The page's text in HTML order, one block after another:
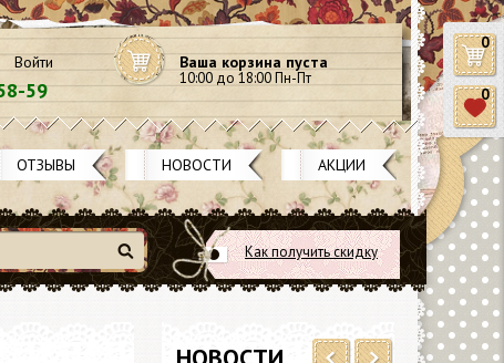
Ваша корзина пуста
10:00 до 18:00 Пн-Пт
Войти
59
ОТЗЫВЫ НОВОСТИ АКЦИИ
Как получить скидку
Найти
0
0